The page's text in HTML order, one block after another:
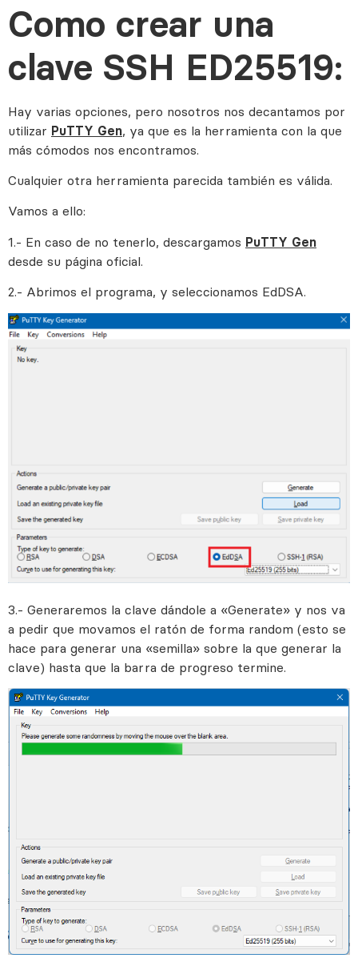
Como crear una
clave SSH ED25519:
Hay varias opciones, pero nosotros nos decantamos por
utilizar PuTTY Gen, ya que es la herramienta con la que
más cómodos nos encontramos.
Cualquier otra herramienta parecida también es válida.
Vamos a ello:
1.- En caso de no tenerlo, descargamos PuTTY Gen
desde su página oficial.
2.- Abrimos el programa, y seleccionamos EdDSA.
3.- Generaremos la clave dándole a «Generate» y nos va
a pedir que movamos el ratón de forma random (esto se
hace para generar una «semilla» sobre la que generar la
clave) hasta que la barra de progreso termine.